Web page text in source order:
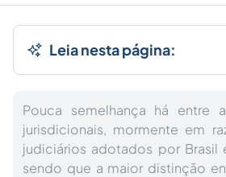
Leia nesta página:
Pouca semelhança há entre
jurisdicionais, mormente em
judiciários adotados por Brasil
sendo que a maior distinção